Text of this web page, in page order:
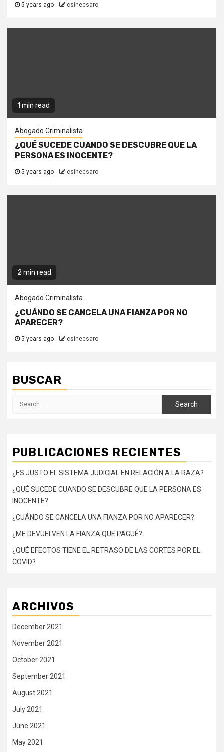
5 years ago csinecsaro
1 min read
Abogado Criminalista
¿QUÉ SUCEDE CUANDO SE DESCUBRE QUE LA
PERSONA ES INOCENTE?
5 years ago csinecsaro
2 min read
Abogado Criminalista
¿CUÁNDO SE CANCELA UNA FIANZA POR NO
APARECER?
5 years ago csinecsaro
BUSCAR
PUBLICACIONES RECIENTES
¿ES JUSTO EL SISTEMA JUDICIAL EN RELACIÓN A LA RAZA?
¿QUÉ SUCEDE CUANDO SE DESCUBRE QUE LA PERSONA ES
INOCENTE?
¿CUÁNDO SE CANCELA UNA FIANZA POR NO APARECER?
¿ME DEVUELVEN LA FIANZA QUE PAGUÉ?
¿QUÉ EFECTOS TIENE EL RETRASO DE LAS CORTES POR EL
COVID?
ARCHIVOS
December 2021
November 2021
October 2021
September 2021
August 2021
July 2021
June 2021
May 2021